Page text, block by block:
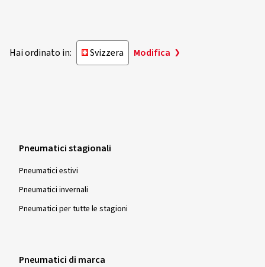
Hai ordinato in: Svizzera Modifica
Pneumatici stagionali
Pneumatici estivi
Pneumatici invernali
Pneumatici per tutte le stagioni
Pneumatici di marca